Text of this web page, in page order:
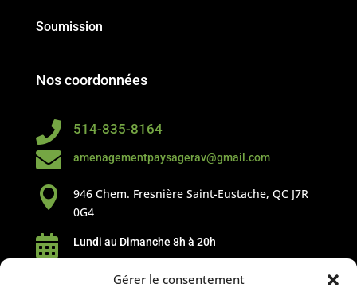
Gérer le consentement
Soumission
Nos coordonnées
 514-835-8164
 amenagementpaysagerav@gmail.com
 946 Chem. Fresnière Saint-Eustache, QC J7R
0G4
 Lundi au Dimanche 8h à 20h
Suivez-nous